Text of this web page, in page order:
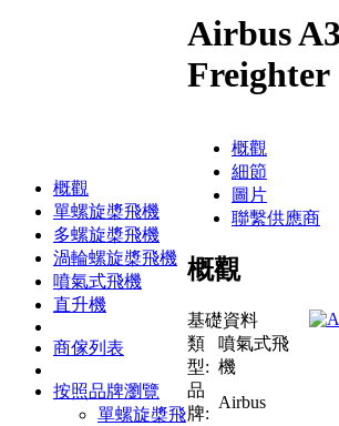
概觀
單螺旋槳飛機
多螺旋槳飛機
渦輪螺旋槳飛機
噴氣式飛機
直升機
商傢列表
按照品牌瀏覽
單螺旋槳飛
Airbus
Freighter
概觀
細節
圖片
聯繫供應商
概觀
基礎資料
類
型:
噴氣式飛
機
品
牌:
Airbus